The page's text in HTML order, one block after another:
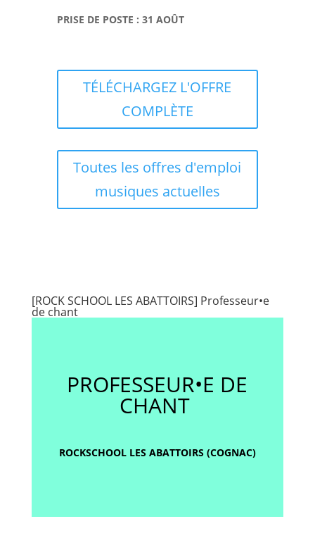
PRISE DE POSTE : 31 AOÛT
TÉLÉCHARGEZ L'OFFRE
COMPLÈTE
Toutes les offres d'emploi
musiques actuelles
[ROCK SCHOOL LES ABATTOIRS] Professeur•e
de chant
PROFESSEUR•E DE
CHANT
ROCKSCHOOL LES ABATTOIRS (COGNAC)